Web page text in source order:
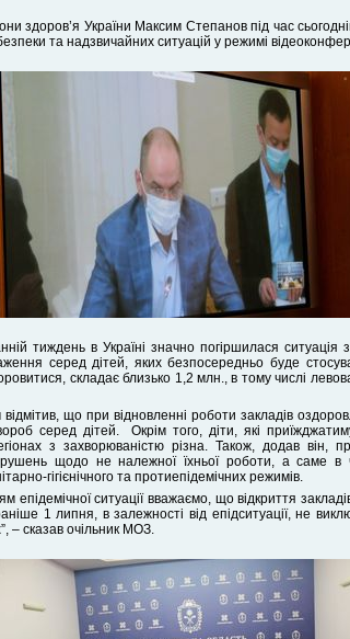
здоров’я України Максим Степанов під час
та надзвичайних ситуацій у режимі
тиждень в Україні значно погіршилася ситуація
серед дітей, яких безпосередньо буде
складає близько 1,2 млн., в тому числі
що при відновленні роботи закладів
серед дітей. Окрім того, діти, які
з захворюваністю різна. Також, додав він,
щодо не належної їхньої роботи, а саме в
гігієнічного та протиепідемічних режимів.
епідемічної ситуації вважаємо, що відкриття
1 липня, в залежності від епідситуації, не
– сказав очільник МОЗ.